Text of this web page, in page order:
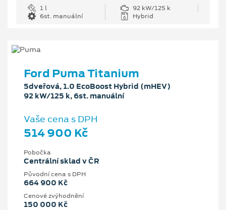
1 l
92 kW/125 k
6st. manuální
Hybrid
Ford Puma Titanium
5dveřová, 1.0 EcoBoost Hybrid (mHEV)
92 kW/125 k, 6st. manuální
Vaše cena s DPH
514 900 Kč
Pobočka
Centrální sklad v ČR
Původní cena s DPH
664 900 Kč
Cenové zvýhodnění
150 000 Kč